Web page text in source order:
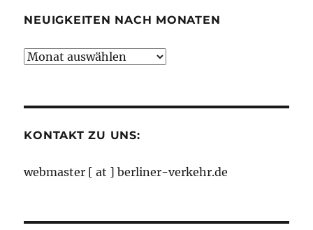
NEUIGKEITEN NACH MONATEN
Neuigkeiten
KONTAKT ZU UNS:
webmaster [ at ] berliner-verkehr.de